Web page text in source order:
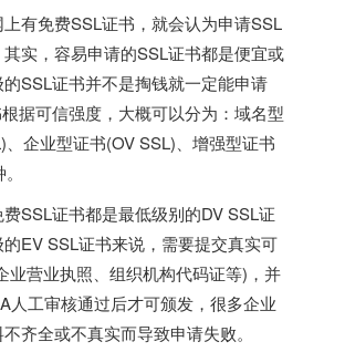
有免费SSL证书，就会认为申请SSL
实，容易申请的SSL证书都是便宜或
SSL证书并不是掏钱就一定能申请
据可信强度，大概可以分为：域名型
、企业型证书(OV SSL)、增强型证书
SSL证书都是最低级别的DV SSL证
EV SSL证书来说，需要提交真实可
业营业执照、组织机构代码证等)，并
人工审核通过后才可颁发，很多企业
齐全或不真实而导致申请失败。